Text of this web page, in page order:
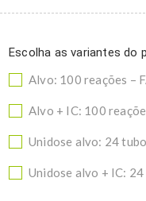
Escolha as variantes do
Alvo: 100 reações –
Alvo + IC: 100
Unidose alvo: 24
Unidose alvo + IC: